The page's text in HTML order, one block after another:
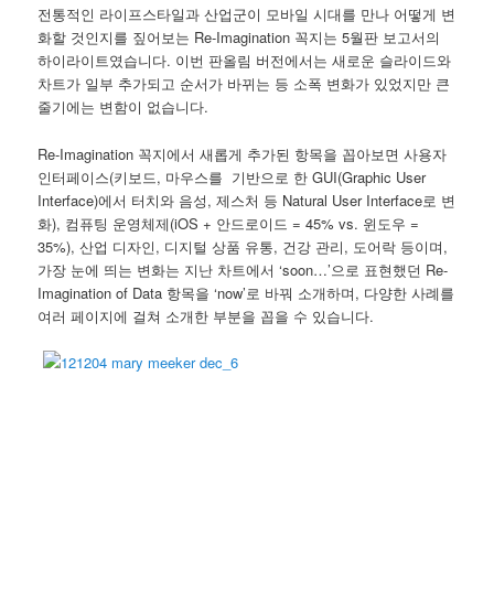
전통적인 라이프스타일과 산업군이 모바일 시대를 만나 어떻게 변
화할 것인지를 짚어보는 Re-Imagination 꼭지는 5월판 보고서의
하이라이트였습니다. 이번 판올림 버전에서는 새로운 슬라이드와
차트가 일부 추가되고 순서가 바뀌는 등 소폭 변화가 있었지만 큰
줄기에는 변함이 없습니다.
Re-Imagination 꼭지에서 새롭게 추가된 항목을 꼽아보면 사용자
인터페이스(키보드, 마우스를 기반으로 한 GUI(Graphic User
Interface)에서 터치와 음성, 제스처 등 Natural User Interface로 변
화), 컴퓨팅 운영체제(iOS + 안드로이드 = 45% vs. 윈도우 =
35%), 산업 디자인, 디지털 상품 유통, 건강 관리, 도어락 등이며,
가장 눈에 띄는 변화는 지난 차트에서 ‘soon…’으로 표현했던 Re-
Imagination of Data 항목을 ‘now’로 바꿔 소개하며, 다양한 사례를
여러 페이지에 걸쳐 소개한 부분을 꼽을 수 있습니다.